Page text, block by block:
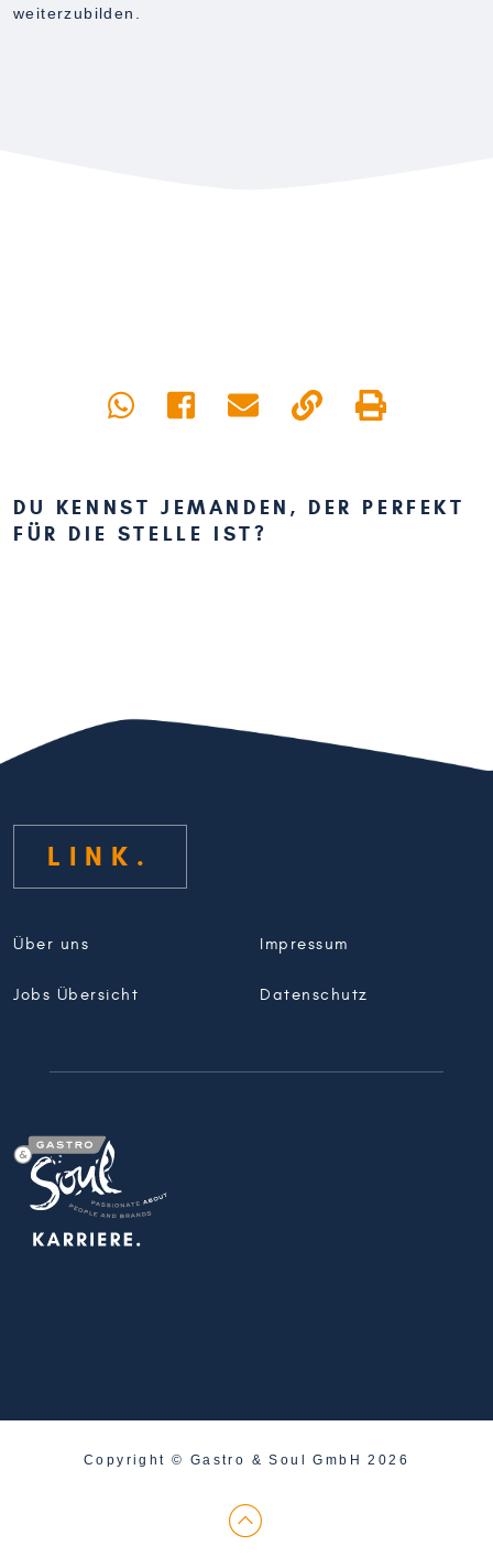
weiterzubilden.
DU KENNST JEMANDEN, DER PERFEKT
FÜR DIE STELLE IST?
LINK
Über uns
Jobs Übersicht
Impressum
Datenschutz
Copyright © Gastro & Soul GmbH 2026